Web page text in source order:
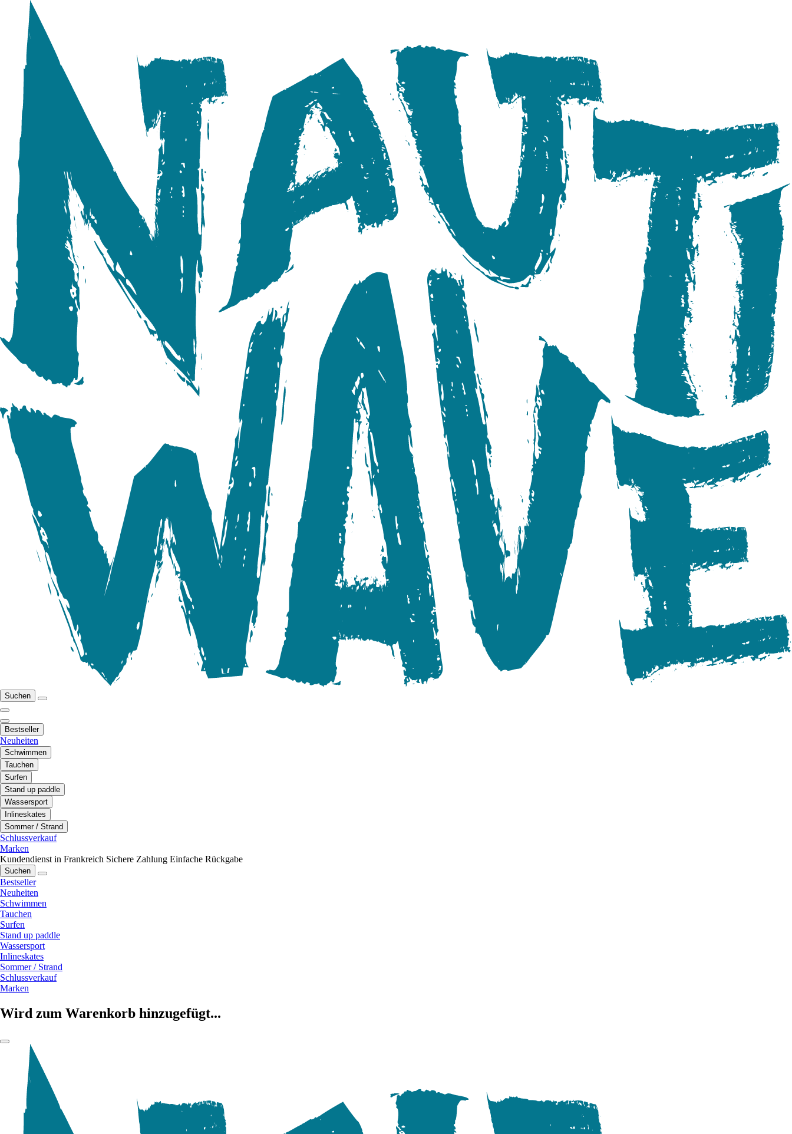
Suchen
Bestseller
Neuheiten
Schwimmen
Tauchen
Surfen
Stand up paddle
Wassersport
Inlineskates
Sommer / Strand
Schlussverkauf
Marken
Kundendienst in Frankreich Sichere Zahlung Einfache Rückgabe
Suchen
Bestseller
Neuheiten
Schwimmen
Tauchen
Surfen
Stand up paddle
Wassersport
Inlineskates
Sommer / Strand
Schlussverkauf
Marken
Wird zum Warenkorb hinzugefügt...